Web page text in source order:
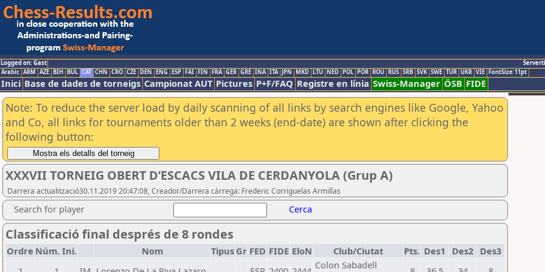
Logged on: Gast
Arabic ARM AZE BIH BUL CAT CHN CRO CZE DEN ENG ESP FAI FIN FRA GER GRE INA ITA JPN MKD LTU NED POL POR ROU RUS SRB SVK SWE TUR UKR VIE FontSize:11pt
Inici Base de dades de torneigs Campionat AUT Pictures P+F/FAQ Registre en línia Swiss-Manager ÖSB FIDE
Note: To reduce the server load by daily scanning of all links by search engines like Google, Yahoo
and Co, all links for tournaments older than 2 weeks (end-date) are shown after clicking the
following button:
XXXVII TORNEIG OBERT D’ESCACS VILA DE CERDANYOLA (Grup A)
Darrera actualització30.11.2019 20:47:08, Creador/Darrera càrrega: Frederic Corriguelas Armillas
Search for player Cerca
Classificació final després de 8 rondes
Ordre Núm. Ini. Nom Tipus Gr FED FIDE EloN Club/Ciutat Pts. Des1 Des2 Des3
Colon Sabadell